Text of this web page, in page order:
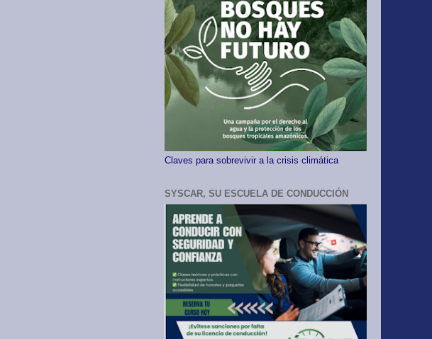
Claves para sobrevivir a la crisis climática
SYSCAR, SU ESCUELA DE CONDUCCIÓN